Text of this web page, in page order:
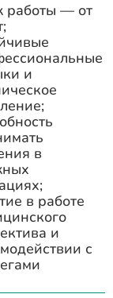
работы — от
и
в
в работе
и
с